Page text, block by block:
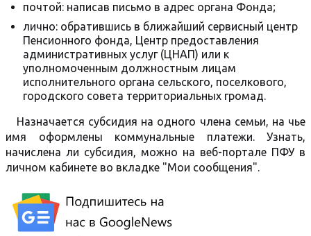
почтой: написав письмо в адрес органа Фонда;
лично: обратившись в ближайший сервисный центр
Пенсионного фонда, Центр предоставления
административных услуг (ЦНАП) или к
уполномоченным должностным лицам
исполнительного органа сельского, поселкового,
городского совета территориальных громад.
Назначается субсидия на одного члена семьи, на чье
имя оформлены коммунальные платежи. Узнать,
начислена ли субсидия, можно на веб-портале ПФУ в
личном кабинете во вкладке "Мои сообщения".